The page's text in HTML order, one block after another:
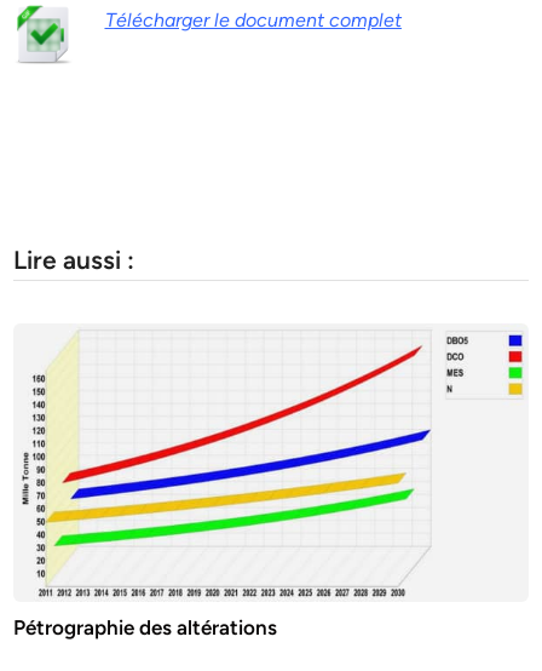
Télécharger le document complet
Lire aussi :
Pétrographie des altérations